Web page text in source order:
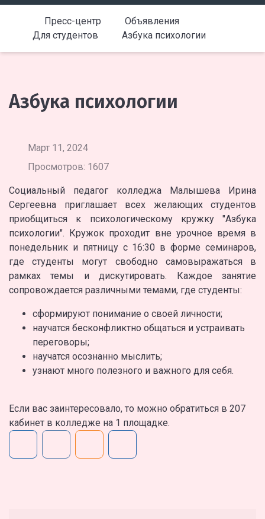
Пресс-центр
Объявления
Для студентов
Азбука психологии
Азбука психологии
Март 11, 2024
Просмотров: 1607
Социальный педагог колледжа Малышева Ирина
Сергеевна приглашает всех желающих студентов
приобщиться к психологическому кружку "Азбука
психологии". Кружок проходит вне урочное время в
понедельник и пятницу с 16:30 в форме семинаров,
где студенты могут свободно самовыражаться в
рамках темы и дискутировать. Каждое занятие
сопровождается различными темами, где студенты:
сформируют понимание о своей личности;
научатся бесконфликтно общаться и устраивать
переговоры;
научатся осознанно мыслить;
узнают много полезного и важного для себя.
Если вас заинтересовало, то можно обратиться в 207
кабинет в колледже на 1 площадке.